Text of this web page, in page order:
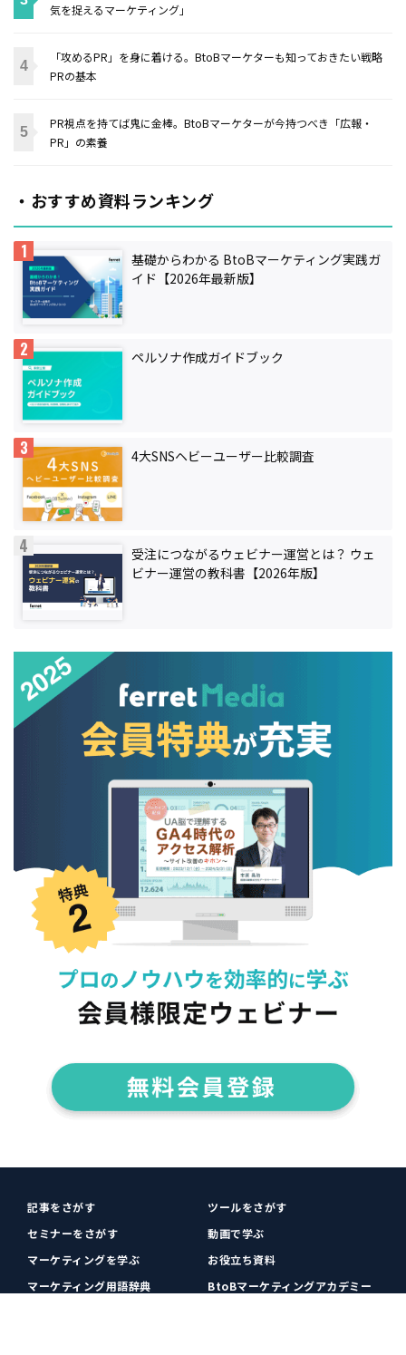
気を捉えるマーケティング」
「攻めるPR」を身に着ける。BtoBマーケターも知っておきたい戦略
PRの基本
PR視点を持てば鬼に金棒。BtoBマーケターが今持つべき「広報・
PR」の素養
・おすすめ資料ランキング
基礎からわかる BtoBマーケティング実践ガ
イド【2026年最新版】
ペルソナ作成ガイドブック
4大SNSヘビーユーザー比較調査
受注につながるウェビナー運営とは？ ウェ
ビナー運営の教科書【2026年版】
記事をさがす
ツールをさがす
セミナーをさがす
動画で学ぶ
マーケティングを学ぶ
お役立ち資料
マーケティング用語辞典
BtoBマーケティングアカデミー